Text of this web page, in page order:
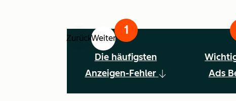
ZurückWeiter
Die häufigsten
Anzeigen-Fehler
Ads